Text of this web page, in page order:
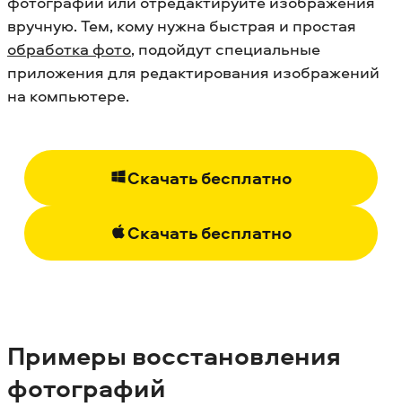
вручную. Тем, кому нужна быстрая и простая
обработка фото, подойдут специальные
приложения для редактирования изображений
на компьютере.
Скачать бесплатно
Скачать бесплатно
Примеры восстановления
фотографий